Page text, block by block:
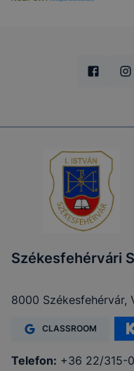
Székesfehérvári
8000 Székesfehérvár,
CLASSROOM
Telefon: +36 22/315-